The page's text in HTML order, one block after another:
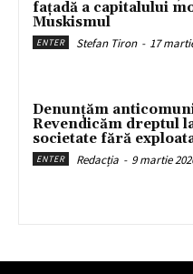
fațadă a capitalului
Muskismul
ENTER Stefan Tiron - 17
Denunțăm
Revendicăm dreptul
societate fără
ENTER Redacția - 9 martie